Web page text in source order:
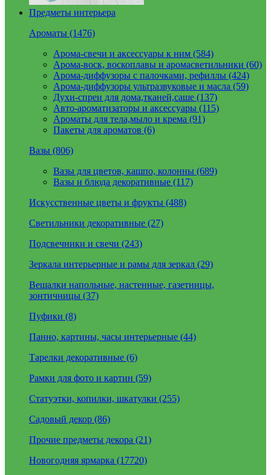
Предметы интерьера
Ароматы (1476)
Арома-свечи и аксессуары к ним (584)
Арома-воск, воскоплавы и аромасветильники (60)
Арома-диффузоры с палочками, рефиллы (424)
Арома-диффузоры ультразвуковые и масла (59)
Духи-спреи для дома,тканей,саше (137)
Авто-ароматизаторы и аксессуары (115)
Ароматы для тела,мыло и крема (91)
Пакеты для ароматов (6)
Вазы (806)
Вазы для цветов, кашпо, колонны (689)
Вазы и блюда декоративные (117)
Искусственные цветы и фрукты (488)
Светильники декоративные (27)
Подсвечники и свечи (243)
Зеркала интерьерные и рамы для зеркал (29)
Вешалки напольные, настенные, газетницы,
зонтичницы (37)
Пуфики (8)
Панно, картины, часы интерьерные (44)
Тарелки декоративные (6)
Рамки для фото и картин (59)
Статуэтки, копилки, шкатулки (255)
Садовый декор (86)
Прочие предметы декора (21)
Новогодняя ярмарка (17720)